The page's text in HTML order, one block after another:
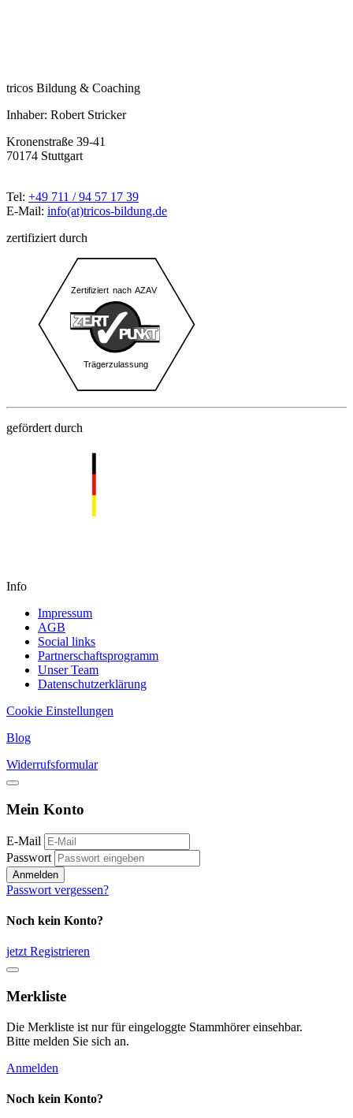
tricos Bildung & Coaching
Inhaber: Robert Stricker
Kronenstraße 39-41
70174 Stuttgart
Tel: +49 711 / 94 57 17 39
E-Mail: info(at)tricos-bildung.de
zertifiziert durch
gefördert durch
Info
Impressum
AGB
Social links
Partnerschaftsprogramm
Unser Team
Datenschutzerklärung
Cookie Einstellungen
Blog
Widerrufsformular
Mein Konto
E-Mail
Passwort
Anmelden
Passwort vergessen?
Noch kein Konto?
jetzt Registrieren
Merkliste
Die Merkliste ist nur für eingeloggte Stammhörer einsehbar.
Bitte melden Sie sich an.
Anmelden
Noch kein Konto?